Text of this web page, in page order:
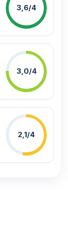
3,6/4
3,0/4
2,1/4